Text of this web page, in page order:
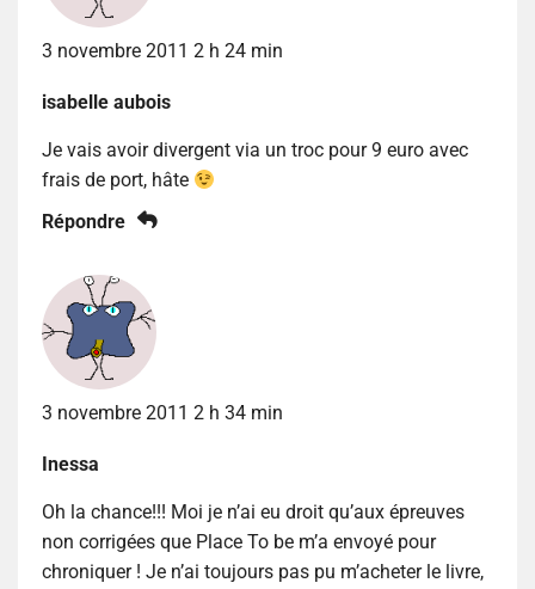
3 novembre 2011 2 h 24 min
isabelle aubois
Je vais avoir divergent via un troc pour 9 euro avec
frais de port, hâte
Répondre
3 novembre 2011 2 h 34 min
Inessa
Oh la chance!!! Moi je n’ai eu droit qu’aux épreuves
non corrigées que Place To be m’a envoyé pour
chroniquer ! Je n’ai toujours pas pu m’acheter le livre,